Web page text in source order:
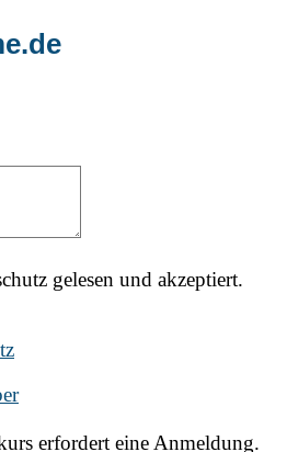
gelesen und akzeptiert.
erfordert eine Anmeldung.